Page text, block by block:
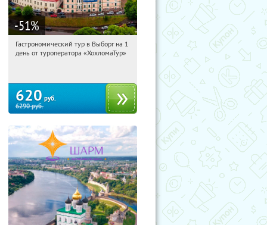
-51%
01:13:53 Купили:5
Гастрономический тур в Выборг на 1
день от туроператора «ХохломаТур»
620 руб.
6290руб.